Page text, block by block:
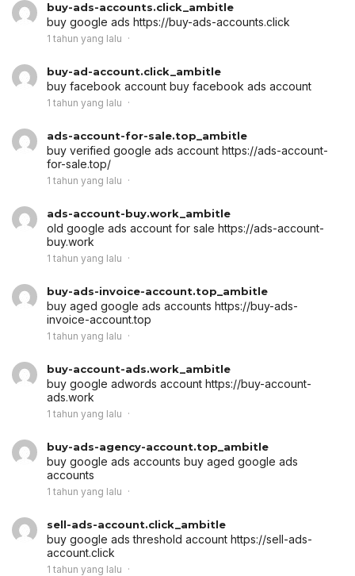
buy-ads-accounts.click_ambitle
buy google ads https://buy-ads-accounts.click
1 tahun yang lalu
buy-ad-account.click_ambitle
buy facebook account buy facebook ads account
1 tahun yang lalu
ads-account-for-sale.top_ambitle
buy verified google ads account https://ads-account-
for-sale.top/
1 tahun yang lalu
ads-account-buy.work_ambitle
old google ads account for sale https://ads-account-
buy.work
1 tahun yang lalu
buy-ads-invoice-account.top_ambitle
buy aged google ads accounts https://buy-ads-
invoice-account.top
1 tahun yang lalu
buy-account-ads.work_ambitle
buy google adwords account https://buy-account-
ads.work
1 tahun yang lalu
buy-ads-agency-account.top_ambitle
buy google ads accounts buy aged google ads
accounts
1 tahun yang lalu
sell-ads-account.click_ambitle
buy google ads threshold account https://sell-ads-
account.click
1 tahun yang lalu